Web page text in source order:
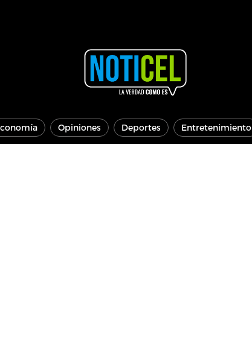
Opiniones Deportes Entretenimiento